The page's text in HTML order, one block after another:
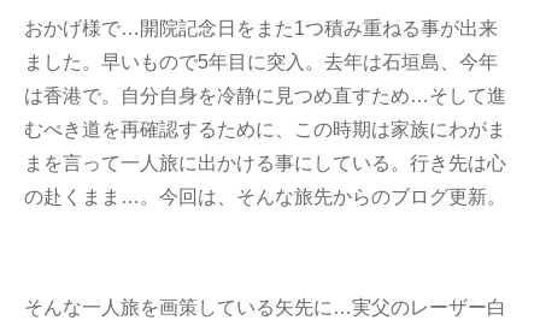
おかげ様で…開院記念日をまた1つ積み重ねる事が出来
ました。早いもので5年目に突入。去年は石垣島、今年
は香港で。自分自身を冷静に見つめ直すため…そして進
むべき道を再確認するために、この時期は家族にわがま
まを言って一人旅に出かける事にしている。行き先は心
の赴くまま…。今回は、そんな旅先からのブログ更新。
そんな一人旅を画策している矢先に…実父のレーザー白